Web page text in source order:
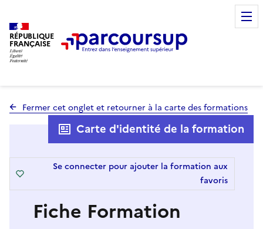
RÉPUBLIQUE
FRANÇAISE
Fermer cet onglet et retourner à la carte des formations
Fiche Formation
Carte d'identité de la formation
Se connecter pour ajouter la formation aux
favoris